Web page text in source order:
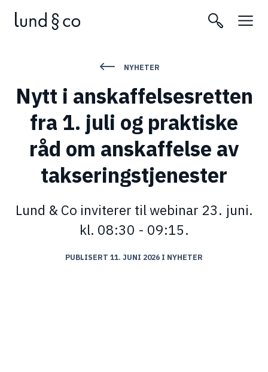
NYHETER
Nytt i anskaffelsesretten
fra 1. juli og praktiske
råd om anskaffelse av
takseringstjenester
Lund & Co inviterer til webinar 23. juni.
kl. 08:30 - 09:15.
PUBLISERT 11. JUNI 2026 I NYHETER